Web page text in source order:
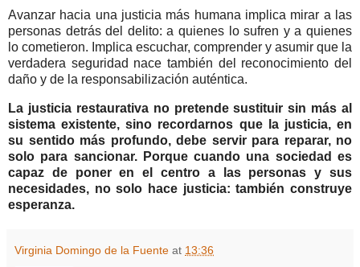
Avanzar hacia una justicia más humana implica mirar a las
personas detrás del delito: a quienes lo sufren y a quienes
lo cometieron. Implica escuchar, comprender y asumir que la
verdadera seguridad nace también del reconocimiento del
daño y de la responsabilización auténtica.
La justicia restaurativa no pretende sustituir sin más al
sistema existente, sino recordarnos que la justicia, en
su sentido más profundo, debe servir para reparar, no
solo para sancionar. Porque cuando una sociedad es
capaz de poner en el centro a las personas y sus
necesidades, no solo hace justicia: también construye
esperanza.
Virginia Domingo de la Fuente at 13:36